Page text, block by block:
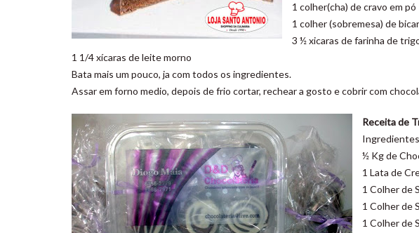
1 colher(cha) de cravo em pó
1 colher (sobremesa) de
3 ½ xicaras de farinha de
1 1/4 xícaras de leite morno
Bata mais um pouco, ja com todos os ingredientes.
Assar em forno medio, depois de frio cortar, rechear a gosto e cobrir com
Receita de
½ Kg de
1 Lata de
1 Colher de
1 Colher de
1 Colher de